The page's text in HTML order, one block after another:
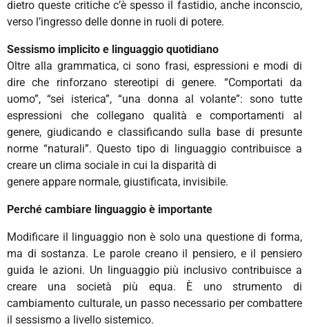
dietro queste critiche c’è spesso il fastidio, anche inconscio,
verso l’ingresso delle donne in ruoli di potere.
Sessismo implicito e linguaggio quotidiano
Oltre alla grammatica, ci sono frasi, espressioni e modi di
dire che rinforzano stereotipi di genere. “Comportati da
uomo”, “sei isterica”, “una donna al volante”: sono tutte
espressioni che collegano qualità e comportamenti al
genere, giudicando e classificando sulla base di presunte
norme “naturali”. Questo tipo di linguaggio contribuisce a
creare un clima sociale in cui la disparità di
genere appare normale, giustificata, invisibile.
Perché cambiare linguaggio è importante
Modificare il linguaggio non è solo una questione di forma,
ma di sostanza. Le parole creano il pensiero, e il pensiero
guida le azioni. Un linguaggio più inclusivo contribuisce a
creare una società più equa. È uno strumento di
cambiamento culturale, un passo necessario per combattere
il sessismo a livello sistemico.